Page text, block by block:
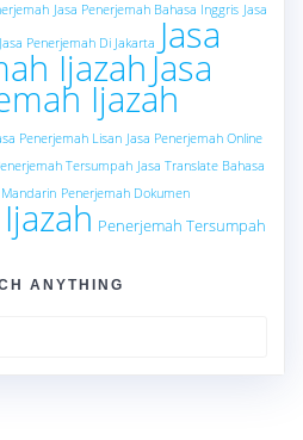
Jasa Penerjemah Bahasa Inggris Jasa
Jasa Penerjemah Di Jakarta Jasa
Ijazah Jasa
Ijazah
Penerjemah Lisan Jasa Penerjemah Online
Tersumpah Jasa Translate Bahasa
Penerjemah Dokumen
Penerjemah Tersumpah
ANYTHING